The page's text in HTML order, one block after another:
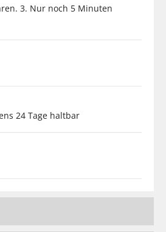
3. Nur noch 5 Minuten
24 Tage haltbar